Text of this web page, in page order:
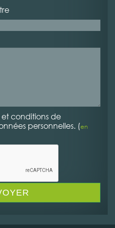
conditions de
personnelles. (en